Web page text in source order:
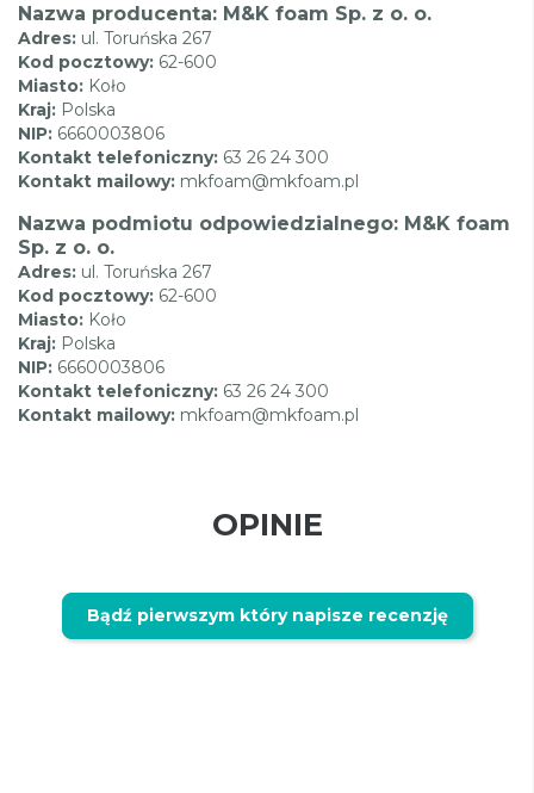
Nazwa producenta: M&K foam Sp. z o. o.
Adres: ul. Toruńska 267
Kod pocztowy: 62-600
Miasto: Koło
Kraj: Polska
NIP: 6660003806
Kontakt telefoniczny: 63 26 24 300
Kontakt mailowy: mkfoam@mkfoam.pl
Nazwa podmiotu odpowiedzialnego: M&K foam
Sp. z o. o.
Adres: ul. Toruńska 267
Kod pocztowy: 62-600
Miasto: Koło
Kraj: Polska
NIP: 6660003806
Kontakt telefoniczny: 63 26 24 300
Kontakt mailowy: mkfoam@mkfoam.pl
OPINIE
Bądź pierwszym który napisze recenzję